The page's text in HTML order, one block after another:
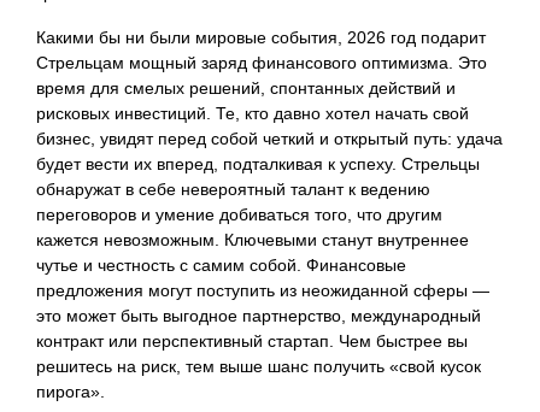
Какими бы ни были мировые события, 2026 год подарит
Стрельцам мощный заряд финансового оптимизма. Это
время для смелых решений, спонтанных действий и
рисковых инвестиций. Те, кто давно хотел начать свой
бизнес, увидят перед собой четкий и открытый путь: удача
будет вести их вперед, подталкивая к успеху. Стрельцы
обнаружат в себе невероятный талант к ведению
переговоров и умение добиваться того, что другим
кажется невозможным. Ключевыми станут внутреннее
чутье и честность с самим собой. Финансовые
предложения могут поступить из неожиданной сферы —
это может быть выгодное партнерство, международный
контракт или перспективный стартап. Чем быстрее вы
решитесь на риск, тем выше шанс получить «свой кусок
пирога».